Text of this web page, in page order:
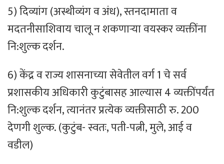
5) दिव्यांग (अस्थीव्यंग व अंध), स्तनदामाता व
मदतनीसाशिवाय चालू न शकणाऱ्या वयस्कर व्यक्तींना
नि:शुल्क दर्शन.
6) केंद्र व राज्य शासनाच्या सेवेतील वर्ग 1 चे सर्व
प्रशासकीय अधिकारी कुटुंबासह आल्यास 4 व्यक्तींपर्यंत
नि:शुल्क दर्शन, त्यानंतर प्रत्येक व्यक्तीसाठी रु. 200
देणगी शुल्क. (कुटुंब- स्वतः, पती-पत्नी, मुले, आई व
वडील)